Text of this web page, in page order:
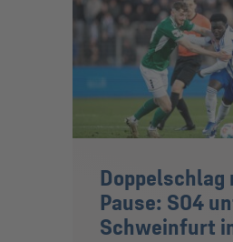
Doppelschlag
Pause: S04
Schweinfurt